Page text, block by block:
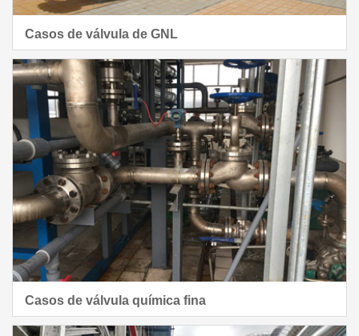
Casos de válvula de GNL
Casos de válvula química fina